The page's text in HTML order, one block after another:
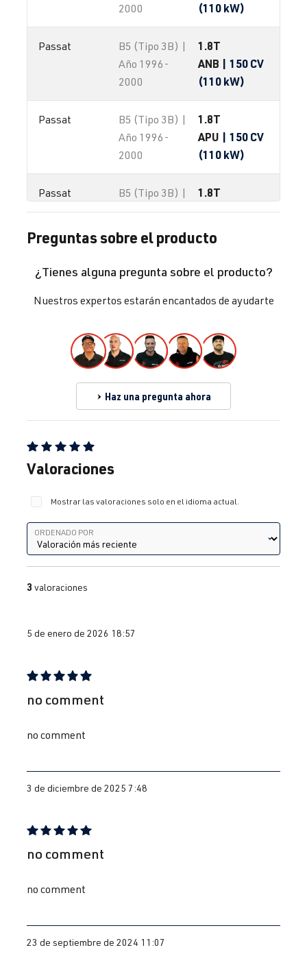
2000
(110 kW)
Passat
B5 (Tipo 3B) |
Año 1996-
2000
1.8T
ANB | 150 CV
(110 kW)
Passat
B5 (Tipo 3B) |
Año 1996-
2000
1.8T
APU | 150 CV
(110 kW)
Passat
B5 (Tipo 3B) |
Año 1996-
1.8T
ATW| 150 CV
Preguntas sobre el producto
¿Tienes alguna pregunta sobre el producto?
Nuestros expertos estarán encantados de ayudarte
Haz una pregunta ahora
Calificación promedio de 5 de 5 estrellas
Valoraciones
Mostrar las valoraciones solo en el idioma actual.
Ordenado por
ORDENADO POR
3 valoraciones
5 de enero de 2026 18:57
Reseña con calificación de 5 de 5 estrellas
no comment
no comment
3 de diciembre de 2025 7:48
Reseña con calificación de 5 de 5 estrellas
no comment
no comment
23 de septiembre de 2024 11:07